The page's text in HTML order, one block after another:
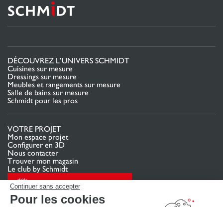
Continuer sans accepter
Pour les cookies
DÉCOUVREZ L’UNIVERS SCHMIDT
Cuisines sur mesure
Dressings sur mesure
Meubles et rangements sur mesure
Salle de bains sur mesure
Schmidt pour les pros
VOTRE PROJET
Mon espace projet
Configurer en 3D
Nous contacter
Trouver mon magasin
Le club by Schmidt
PRENDRE RENDEZ-VOUS